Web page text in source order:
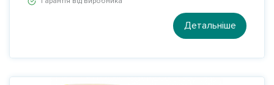
Детальніше